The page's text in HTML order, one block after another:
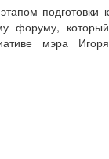
подготовки к
форуму, который
мэра Игоря